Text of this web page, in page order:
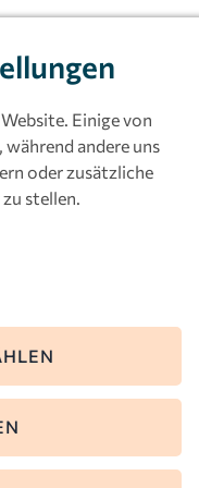
Einige von
andere uns
oder zusätzliche
stellen.